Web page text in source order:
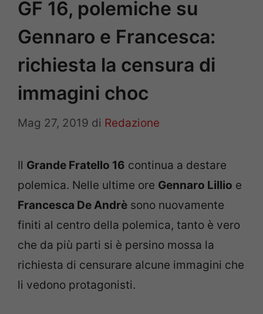
GF 16, polemiche su
Gennaro e Francesca:
richiesta la censura di
immagini choc
Mag 27, 2019 di Redazione
Il Grande Fratello 16 continua a destare
polemica. Nelle ultime ore Gennaro Lillio e
Francesca De Andrè sono nuovamente
finiti al centro della polemica, tanto è vero
che da più parti si è persino mossa la
richiesta di censurare alcune immagini che
li vedono protagonisti.